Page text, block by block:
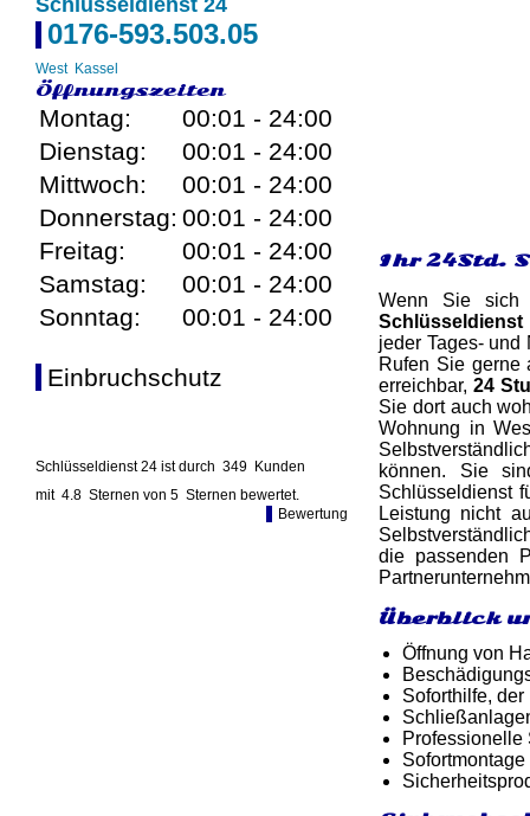
Schlüsseldienst 24
0176-593.503.05
West Kassel
Öffnungszeiten
Montag:
00:01 - 24:00
Dienstag:
00:01 - 24:00
Mittwoch:
00:01 - 24:00
Donnerstag: 00:01 - 24:00
Freitag:
00:01 - 24:00
Samstag:
00:01 - 24:00
Sonntag:
00:01 - 24:00
Einbruchschutz
Schlüsseldienst 24 ist durch 349 Kunden
mit 4.8 Sternen von 5 Sternen bewertet.
Bewertung
Ihr 24Std.
Wenn Sie sich
Schlüsseldienst
jeder Tages- und
Rufen Sie gerne
erreichbar, 24
Sie dort auch
Wohnung in
können. Sie
Schlüsseldienst
Leistung nicht
die passenden
Überblick
Öffnung von
Soforthilfe,
Professionelle